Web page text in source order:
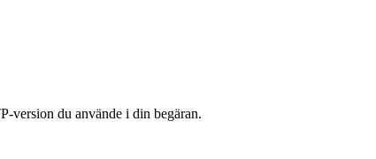
version du använde i din begäran.